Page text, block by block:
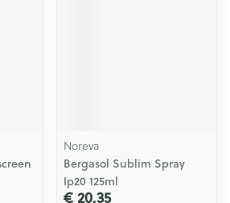
Noreva
Bergasol Sublim Spray
Ip20 125ml
€ 20,35